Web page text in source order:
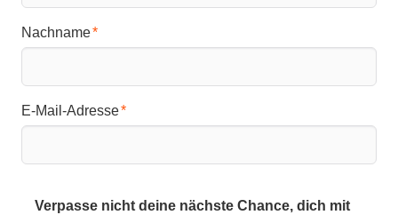
Nachname
E-Mail-Adresse
Verpasse nicht deine nächste Chance, dich mit